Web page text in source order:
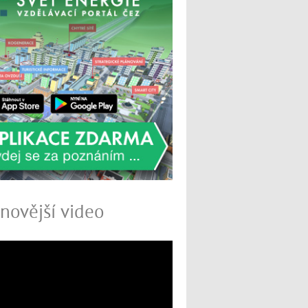
video